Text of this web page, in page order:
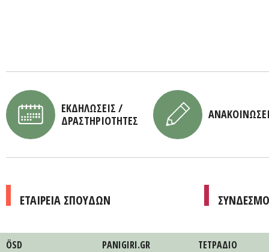
ΕΚΔΗΛΩΣΕΙΣ /
ΔΡΑΣΤΗΡΙΟΤΗΤΕΣ
ΕΤΑΙΡΕΙΑ ΣΠΟΥΔΩΝ
ÖSD PANIGIRI.GR ΤΕΤΡAΔΙΟ